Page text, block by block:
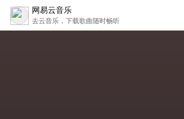
网易云音乐
去云音乐，下载歌曲随时畅听